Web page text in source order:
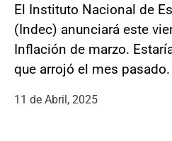
El Instituto Nacional de
(Indec) anunciará este
Inflación de marzo.
que arrojó el mes pasado.
11 de Abril, 2025